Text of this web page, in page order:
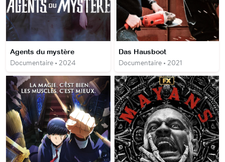
Agents du mystère
Documentaire • 2024
Das Hausboot
Documentaire • 2021